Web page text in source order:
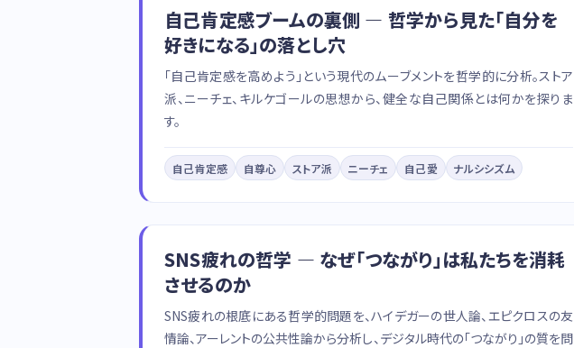
自己肯定感ブームの裏側 — 哲学から見た「自分を
好きになる」の落とし穴
「自己肯定感を高めよう」という現代のムーブメントを哲学的に分析。ストア
派、ニーチェ、キルケゴールの思想から、健全な自己関係とは何かを探りま
す。
自己肯定感 自尊心 ストア派 ニーチェ 自己愛 ナルシシズム
SNS疲れの哲学 — なぜ「つながり」は私たちを消耗
させるのか
SNS疲れの根底にある哲学的問題を、ハイデガーの世人論、エピクロスの友
情論、アーレントの公共性論から分析し、デジタル時代の「つながり」の質を問